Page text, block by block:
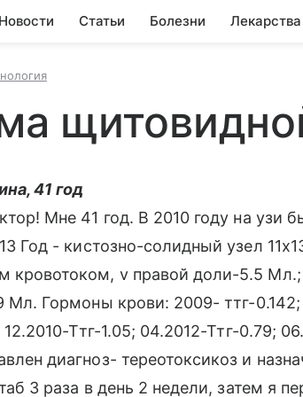
Новости Статьи Болезни Лекарства
41 год
Мне 41 год. В 2010 году на узи
Год - кистозно-солидный узел
кровотоком, v правой доли-5.5 Мл.;
Гормоны крови: 2009- ттг-0.142;
Ттг-1.05; 04.2012-Ттг-0.79;
диагноз- тереотоксикоз и
3 раза в день 2 недели, затем я